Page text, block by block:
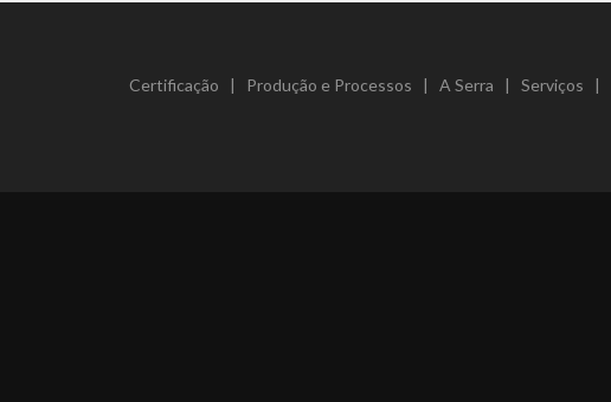
Certificação | Produção e Processos | A Serra | Serviços |